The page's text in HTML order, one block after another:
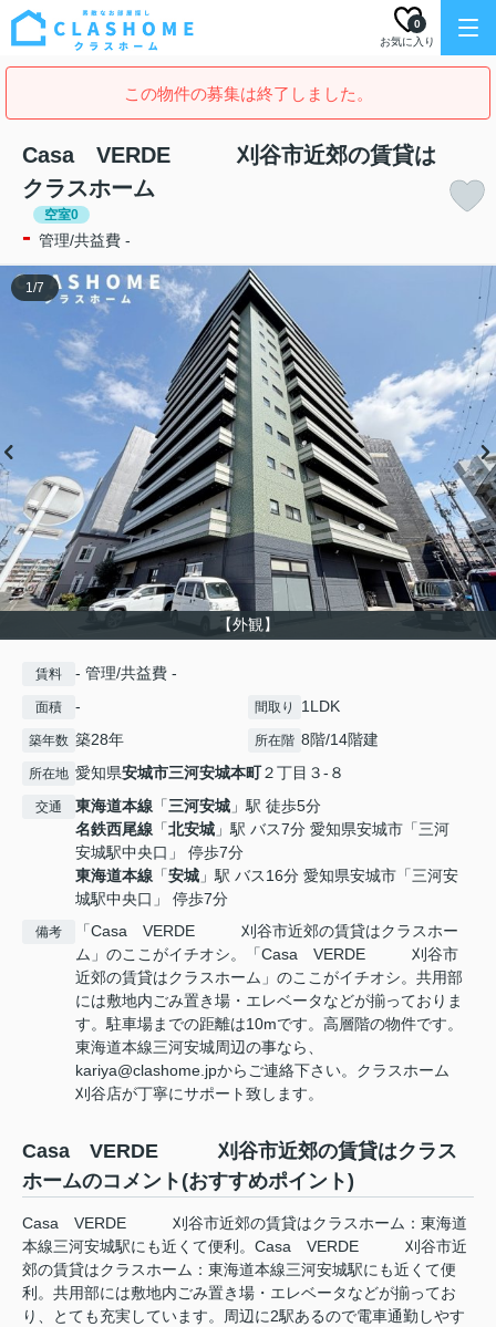
お気に入り
0
この物件の募集は終了しました。
Casa VERDE 刈谷市近郊の賃貸は
クラスホーム
空室0
- 管理/共益費 -
【外観】
1/7
賃料 - 管理/共益費 -
面積 - 間取り 1LDK
築年数 築28年 所在階 8階/14階建
所在地 愛知県安城市三河安城本町２丁目３-８
交通 東海道本線 「三河安城 」駅 徒歩5分
名鉄西尾線 「北安城 」駅 バス7分 愛知県安城市「三河
安城駅中央口」 停歩7分
東海道本線 「安城 」駅 バス16分 愛知県安城市「三河安
城駅中央口」 停歩7分
備考
「Casa VERDE 刈谷市近郊の賃貸はクラスホー
ム」のここがイチオシ。「Casa VERDE 刈谷市
近郊の賃貸はクラスホーム」のここがイチオシ。共用部
には敷地内ごみ置き場・エレベータなどが揃っておりま
す。駐車場までの距離は10mです。高層階の物件です。
東海道本線三河安城周辺の事なら、
kariya@clashome.jpからご連絡下さい。クラスホーム
刈谷店が丁寧にサポート致します。
Casa VERDE 刈谷市近郊の賃貸はクラス
ホームのコメント(おすすめポイント)
Casa VERDE 刈谷市近郊の賃貸はクラスホーム：東海道
本線三河安城駅にも近くて便利。Casa VERDE 刈谷市近
郊の賃貸はクラスホーム：東海道本線三河安城駅にも近くて便
利。共用部には敷地内ごみ置き場・エレベータなどが揃ってお
り、とても充実しています。周辺に2駅あるので電車通勤しやす